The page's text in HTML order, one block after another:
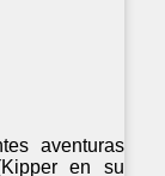
aventuras
en su